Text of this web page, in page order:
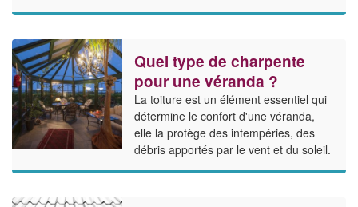
Quel type de charpente
pour une véranda ?
La toiture est un élément essentiel qui
détermine le confort d'une véranda,
elle la protège des intempéries, des
débris apportés par le vent et du soleil.